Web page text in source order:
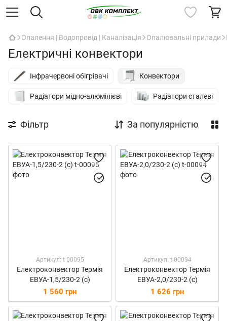
Опалення | Водопровід | Каналізація Опалювальні прилади
Електричні конвектори
Інфрачервоні обігрівачі Конвектори
Радіатори мідно-алюмінієві Радіатори сталеві
Фільтр За популярністю
Артикул: t-00095
Електроконвектор Термія
ЕВУА-1,5/230-2 (с)
1 560 грн
Артикул: t-00094
Електроконвектор Термія
ЕВУА-2,0/230-2 (с)
1 626 грн